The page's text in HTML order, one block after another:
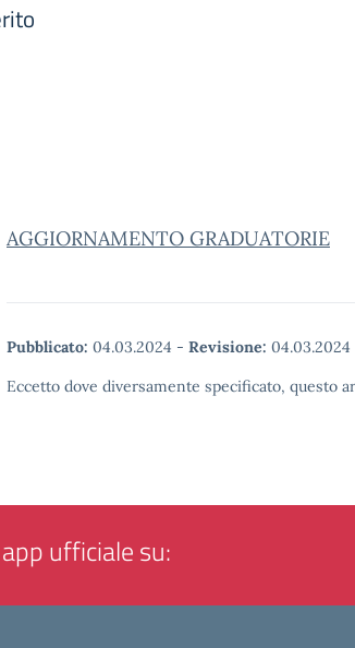
AGGIORNAMENTO GRADUATORIE
Pubblicato: 04.03.2024 - Revisione: 04.03.2024
Eccetto dove diversamente specificato, questo
ufficiale su: